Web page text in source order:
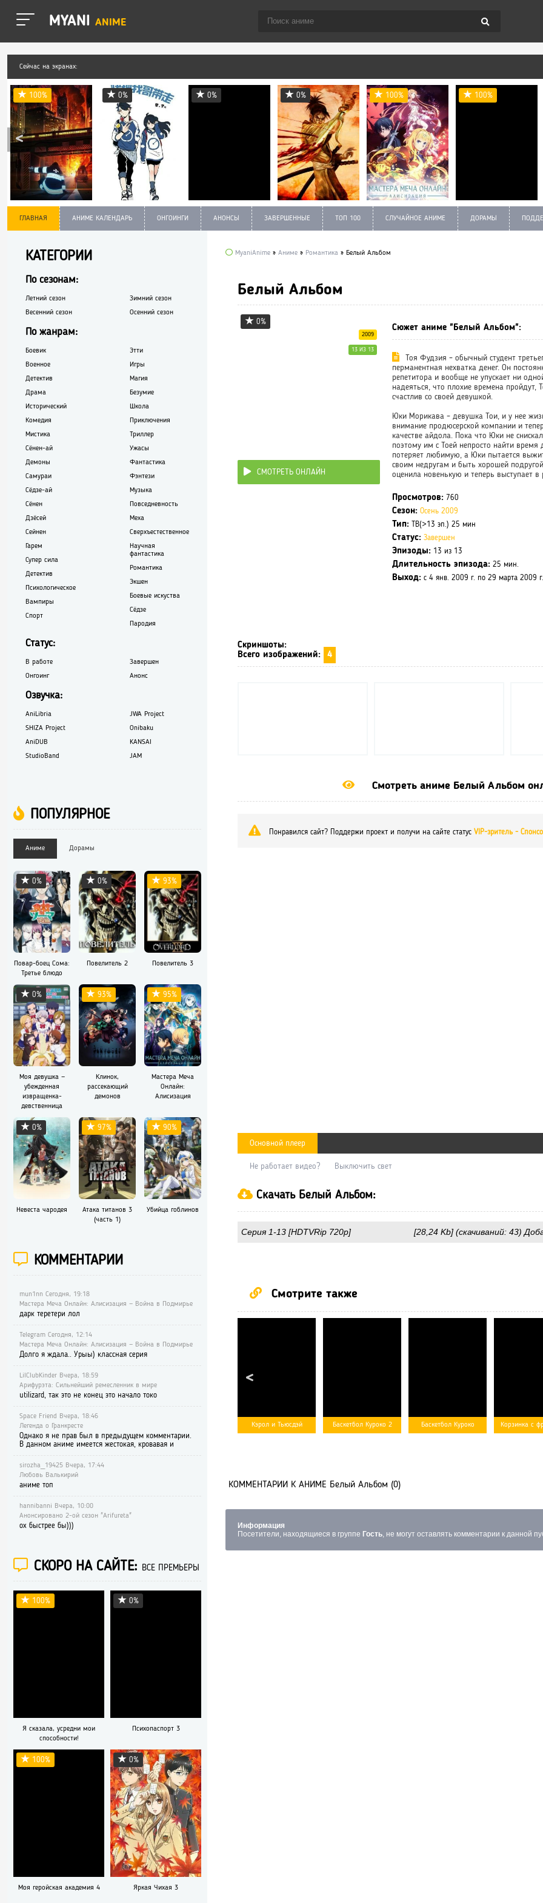
MYANI ANIME
Сейчас на экранах:
100% 0% 0% 0% 100% 100%
ГЛАВНАЯ АНИМЕ КАЛЕНДАРЬ ОНГОИНГИ АНОНСЫ ЗАВЕРШЕННЫЕ ТОП 100 СЛУЧАЙНОЕ АНИМЕ ДОРАМЫ
MyaniAnime » Аниме » Романтика » Белый Альбом
Белый Альбом
0%
2009
13 ИЗ 13
СМОТРЕТЬ ОНЛАЙН
Сюжет аниме "Белый Альбом":
Тоя Фудзия – обычный студент
перманентная нехватка денег. Он
репетитора и вообще не упускает ни
надеяться, что плохие времена пройдут,
счастлив со своей девушкой.
Юки Морикава – девушка Тои, и у нее
внимание продюсерской компании и
качестве айдола. Пока что Юки не
поэтому им с Тоей непросто найти
потеряет любимую, а Юки пытается
своим недругам и быть хорошей
оценила новенькую и теперь выступает
Просмотров: 760
Сезон: Осень 2009
Тип: ТВ(>13 эп.) 25 мин
Статус: Завершен
Эпизоды: 13 из 13
Длительность эпизода: 25 мин.
Выход: с 4 янв. 2009 г. по 29 марта 2009 г.
Скриншоты:
Всего изображений:
4
Смотреть аниме Белый Альбом
Понравился сайт? Поддержи проект и получи на сайте статус VIP-зритель -
Основной плеер
Не работает видео? Выключить свет
Скачать Белый Альбом:
Серия 1-13 [HDTVRip 720p] [28,24 Kb] (cкачиваний: 43)
Смотрите также
Кэрол и Тьюсдэй Баскетбол Куроко 2 Баскетбол Куроко Корзинка с
КОММЕНТАРИИ К АНИМЕ Белый Альбом (0)
Информация
Посетители, находящиеся в группе Гость, не могут оставлять комментарии к данной
КАТЕГОРИИ
По сезонам:
Летний сезон
Весенний сезон
Зимний сезон
Осенний сезон
По жанрам:
Боевик
Военное
Детектив
Драма
Исторический
Комедия
Мистика
Сёнен-ай
Демоны
Самураи
Сёдзе-ай
Сёнен
Дзёсей
Сейнен
Гарем
Супер сила
Детектив
Психологическое
Вампиры
Спорт
Этти
Игры
Магия
Безумие
Школа
Приключения
Триллер
Ужасы
Фантастика
Фэнтези
Музыка
Повседневность
Меха
Сверхъестественное
Научная
фантастика
Романтика
Экшен
Боевые искуства
Сёдзе
Пародия
Статус:
В работе
Онгоинг
Завершен
Анонс
Озвучка:
AniLibria
SHIZA Project
AniDUB
StudioBand
JWA Project
Onibaku
KANSAI
JAM
ПОПУЛЯРНОЕ
Аниме Дорамы
0%
Повар-боец Сома:
Третье блюдо
0%
Повелитель 2
93%
Повелитель 3
0%
Моя девушка —
убежденная
извращенка-
девственница
93%
Клинок,
рассекающий
демонов
95%
Мастера Меча
Онлайн:
Алисизация
0%
Невеста чародея
97%
Атака титанов 3
(часть 1)
90%
Убийца гоблинов
КОММЕНТАРИИ
mun1nn Сегодня, 19:18
Мастера Меча Онлайн: Алисизация — Война в Подмирье
дарк теретери лол
Telegram Сегодня, 12:14
Мастера Меча Онлайн: Алисизация — Война в Подмирье
Долго я ждала.. Урыы) классная серия
LilClubKinder Вчера, 18:59
Арифурэта: Сильнейший ремесленник в мире
utilizard, так это не конец это начало токо
Space Friend Вчера, 18:46
Легенда о Гранкресте
Однако я не прав был в предыдущем комментарии.
В данном аниме имеется жестокая, кровавая и
sirozha_19425 Вчера, 17:44
Любовь Валькирий
аниме топ
hannibanni Вчера, 10:00
Анонсировано 2-ой сезон "Arifureta"
ох быстрее бы)))
СКОРО НА САЙТЕ: ВСЕ ПРЕМЬЕРЫ
100%
Я сказала, усредни мои
способности!
0%
Психопаспорт 3
100%
Моя геройская академия 4
0%
Яркая Чихая 3